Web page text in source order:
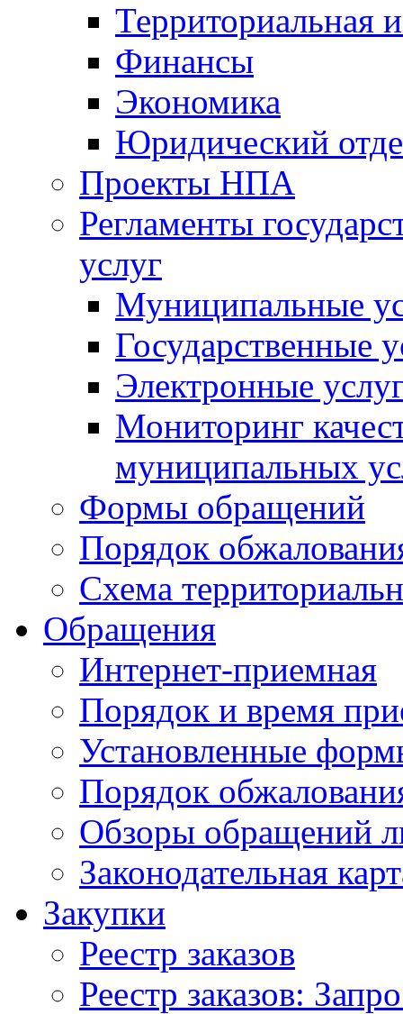
Территориальная
Финансы
Экономика
Юридический
Проекты НПА
Регламенты
услуг
Муниципальные
Государственные
Электронные
Мониторинг
муниципальных
Формы обращений
Порядок
Схема
Обращения
Интернет-приемная
Порядок и время
Установленные
Порядок
Обзоры обращений
Законодательная
Закупки
Реестр заказов
Реестр заказов: